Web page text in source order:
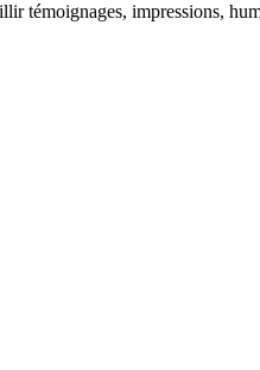
témoignages, impressions,